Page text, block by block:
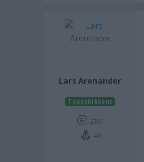
Lars Arenander
Toppskribent
2361
49